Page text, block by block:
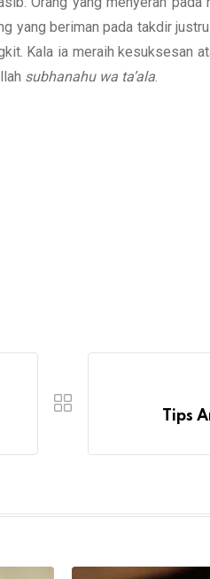
yang beriman pada takdir
Kala ia meraih kesuksesan
subhanahu wa ta’ala.
Tips